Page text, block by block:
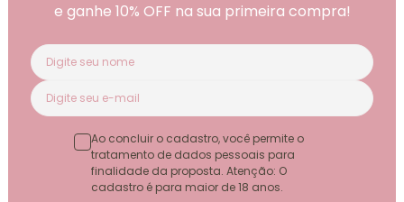
e ganhe 10% OFF na sua primeira compra!
Ao concluir o cadastro, você permite o
tratamento de dados pessoais para
finalidade da proposta. Atenção: O
cadastro é para maior de 18 anos.